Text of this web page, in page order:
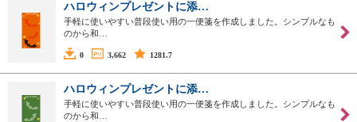
ハロウィンプレゼントに添…
手軽に使いやすい普段使い用の一便箋を作成しました。シンプルなも
のから和…
0 3,662 1281.7
ハロウィンプレゼントに添…
手軽に使いやすい普段使い用の一便箋を作成しました。シンプルなも
のから和…